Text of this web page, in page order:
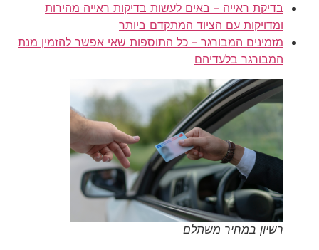
בדיקת ראייה – באים לעשות בדיקות ראייה מהירות
ומדויקות עם הציוד המתקדם ביותר
מזמינים המבורגר – כל התוספות שאי אפשר להזמין מנת
המבורגר בלעדיהם
רשיון במחיר משתלם